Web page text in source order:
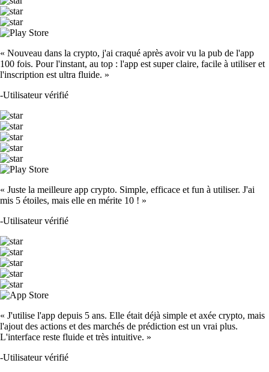
« Nouveau dans la crypto, j'ai craqué après avoir vu la pub de l'app
100 fois. Pour l'instant, au top : l'app est super claire, facile à utiliser et
l'inscription est ultra fluide. »
-Utilisateur vérifié
« Juste la meilleure app crypto. Simple, efficace et fun à utiliser. J'ai
mis 5 étoiles, mais elle en mérite 10 ! »
-Utilisateur vérifié
« J'utilise l'app depuis 5 ans. Elle était déjà simple et axée crypto, mais
l'ajout des actions et des marchés de prédiction est un vrai plus.
L'interface reste fluide et très intuitive. »
-Utilisateur vérifié